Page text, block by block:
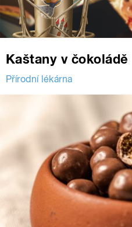
Kaštany v čokoládě
Přírodní lékárna